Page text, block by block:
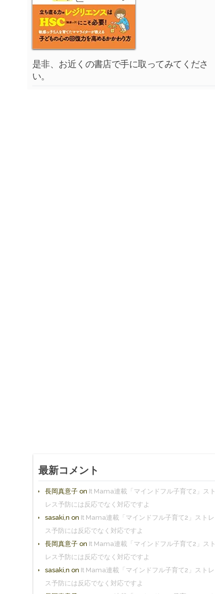
是非、お近くの書店で手に取ってみてくださ
い。
最新コメント
長岡真意子 on It Mama連載「マインドフル子育て2」スト
レス予防には反応でなく対応ですよ
sasaki,n on It Mama連載「マインドフル子育て2」ストレ
ス予防には反応でなく対応ですよ
長岡真意子 on It Mama連載「マインドフル子育て2」スト
レス予防には反応でなく対応ですよ
sasaki,n on It Mama連載「マインドフル子育て2」ストレ
ス予防には反応でなく対応ですよ